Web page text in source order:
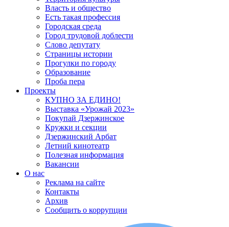
Власть и общество
Есть такая профессия
Городская среда
Город трудовой доблести
Слово депутату
Страницы истории
Прогулки по городу
Образование
Проба пера
Проекты
КУПНО ЗА ЕДИНО!
Выставка «Урожай 2023»
Покупай Дзержинское
Кружки и секции
Дзержинский Арбат
Летний кинотеатр
Полезная информация
Вакансии
О нас
Реклама на сайте
Контакты
Архив
Сообщить о коррупции